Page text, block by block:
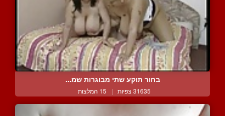
בחור תוקע שתי מבוגרות שמ...
31635 צפיות | 15 המלצות